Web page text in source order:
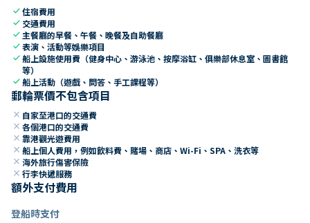
check住宿費用
check 交通費用
check 主餐廳的早餐、午餐、晚餐及自助餐廳
check表演、活動等娛樂項目
check船上設施使用費（健身中心、游泳池、按摩浴缸、俱樂部休息室、圖書館
等）
check船上活動（遊戲、問答、手工課程等）
郵輪票價不包含項目
close 自家至港口的交通費
close 各個港口的交通費
close 靠港觀光遊費用
close 船上個人費用，例如飲料費、賭場、商店、Wi-Fi、SPA、洗衣等
close 海外旅行傷害保險
close 行李快遞服務
額外支付費用
登船時支付